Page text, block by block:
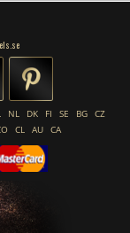
NL DK FI SE BG CZ
CL AU CA